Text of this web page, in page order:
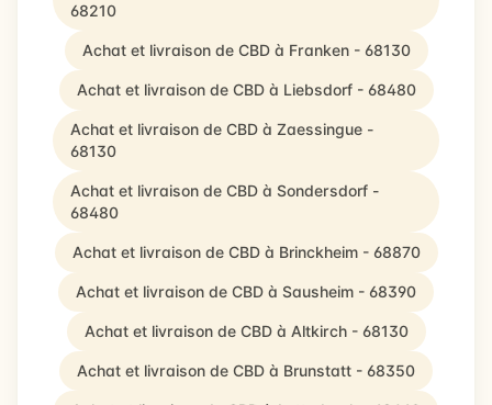
68210
Achat et livraison de CBD à Franken - 68130
Achat et livraison de CBD à Liebsdorf - 68480
Achat et livraison de CBD à Zaessingue -
68130
Achat et livraison de CBD à Sondersdorf -
68480
Achat et livraison de CBD à Brinckheim - 68870
Achat et livraison de CBD à Sausheim - 68390
Achat et livraison de CBD à Altkirch - 68130
Achat et livraison de CBD à Brunstatt - 68350